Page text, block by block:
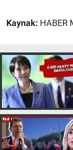
Kaynak: HABER